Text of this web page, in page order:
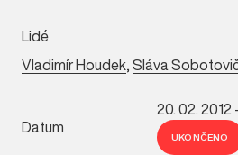
Lidé
Vladimír Houdek,Sláva
Datum
20. 02. 2012
UKONČENO